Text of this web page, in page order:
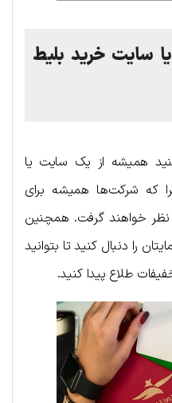
سایت خرید بلیط
همیشه از یک سایت یا
که شرکت‌ها همیشه برای
نظر خواهند گرفت. همچنین
را دنبال کنید تا بتوانید
طلاع پیدا کنید.